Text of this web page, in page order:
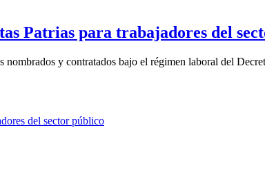
Patrias para trabajadores del
y contratados bajo el régimen laboral del